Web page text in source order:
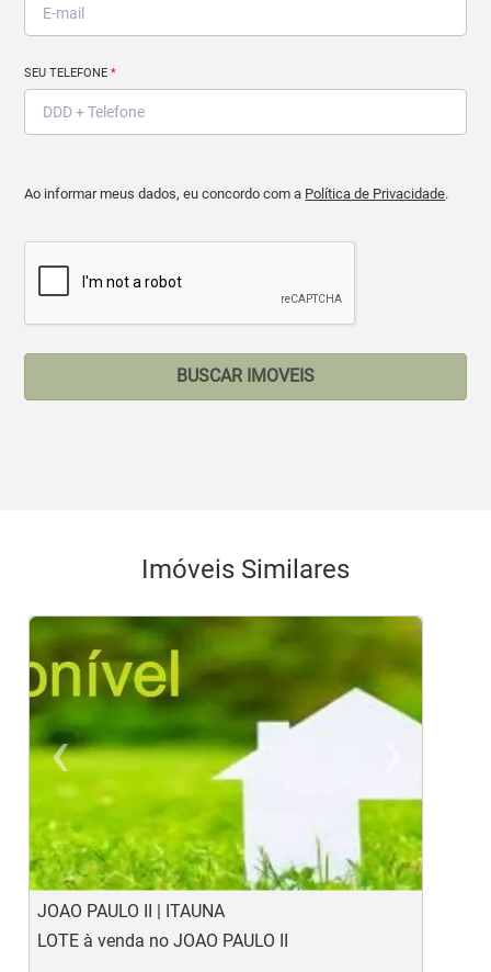
SEU TELEFONE*
Ao informar meus dados, eu concordo com a Política de Privacidade.
BUSCAR IMOVEIS
Imóveis Similares
‹
Previous
JOAO PAULO II | ITAUNA
LOTE à venda no JOAO PAULO II